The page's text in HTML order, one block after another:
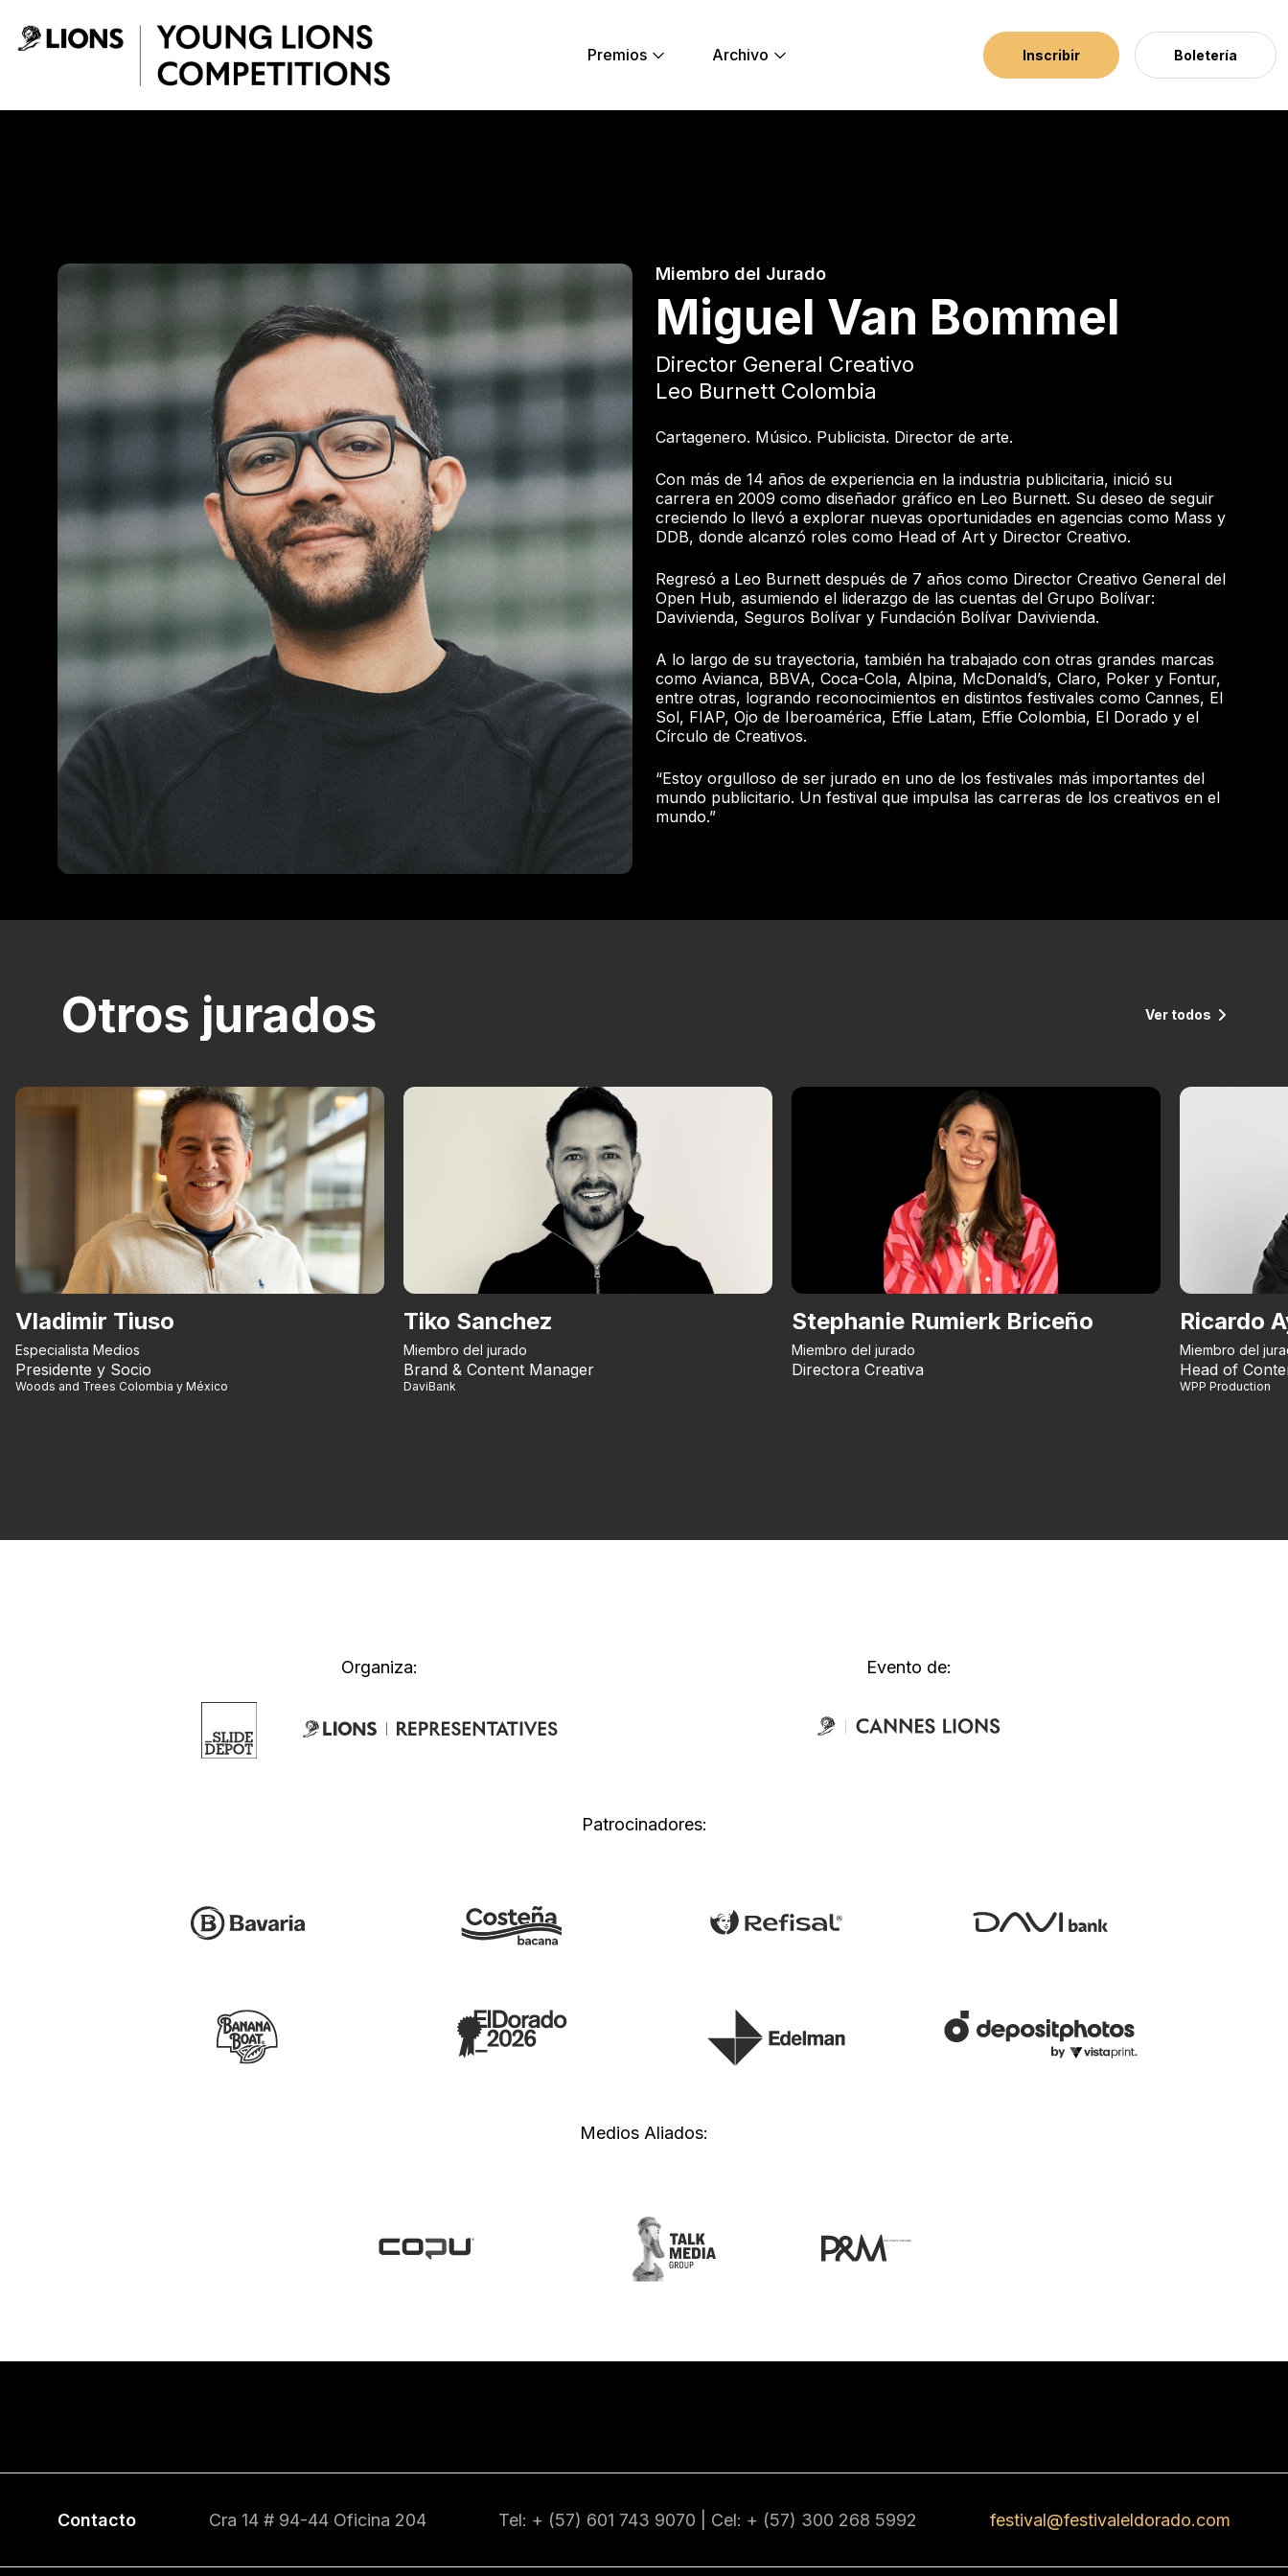
Premios
Archivo Inscribir Boletería
Miembro del Jurado
Miguel Van Bommel
Director General Creativo
Leo Burnett Colombia
Cartagenero. Músico. Publicista. Director de arte.
Con más de 14 años de experiencia en la industria publicitaria, inició su
carrera en 2009 como diseñador gráfico en Leo Burnett. Su deseo de seguir
creciendo lo llevó a explorar nuevas oportunidades en agencias como Mass y
DDB, donde alcanzó roles como Head of Art y Director Creativo.
Regresó a Leo Burnett después de 7 años como Director Creativo General del
Open Hub, asumiendo el liderazgo de las cuentas del Grupo Bolívar:
Davivienda, Seguros Bolívar y Fundación Bolívar Davivienda.
A lo largo de su trayectoria, también ha trabajado con otras grandes marcas
como Avianca, BBVA, Coca-Cola, Alpina, McDonald’s, Claro, Poker y Fontur,
entre otras, logrando reconocimientos en distintos festivales como Cannes, El
Sol, FIAP, Ojo de Iberoamérica, Effie Latam, Effie Colombia, El Dorado y el
Círculo de Creativos.
“Estoy orgulloso de ser jurado en uno de los festivales más importantes del
mundo publicitario. Un festival que impulsa las carreras de los creativos en el
mundo.”
Otros jurados Ver todos
Vladimir Tiuso
Especialista Medios
Presidente y Socio
Woods and Trees Colombia y México
Tiko Sanchez
Miembro del jurado
Brand & Content Manager
DaviBank
Stephanie Rumierk Briceño
Miembro del jurado
Directora Creativa
Ricardo
Miembro del
Head of
WPP Production
Organiza: Evento de:
Patrocinadores:
Medios Aliados:
Contacto Cra 14 # 94-44 Oficina 204 Tel: + (57) 601 743 9070 | Cel: + (57) 300 268 5992 festival@festivaleldorado.com